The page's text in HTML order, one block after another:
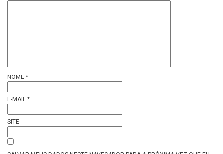
NOME *
E-MAIL *
SITE